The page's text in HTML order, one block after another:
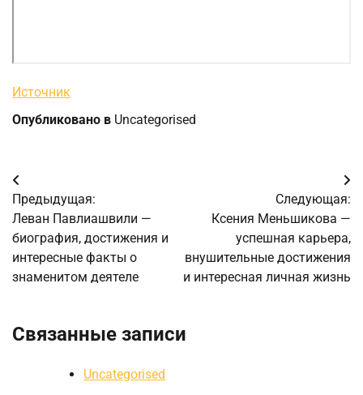
Источник
Опубликовано в Uncategorised
Навигация
по
записям
Предыдущая:
Леван Павлиашвили —
биография, достижения и
интересные факты о
знаменитом деятеле
Следующая:
Ксения Меньшикова —
успешная карьера,
внушительные достижения
и интересная личная жизнь
Связанные записи
Uncategorised